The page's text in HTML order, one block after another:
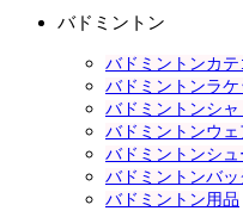
バドミントン
バドミントンカ
バドミントンラケ
バドミントンシャ
バドミントンウェ
バドミントンシュ
バドミントンバッ
バドミントン用品